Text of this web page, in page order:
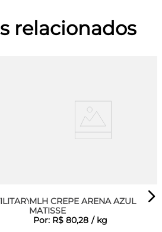
relacionados
MLH CREPE ARENA AZUL
MATISSE
Por: R$ 80,28 / kg